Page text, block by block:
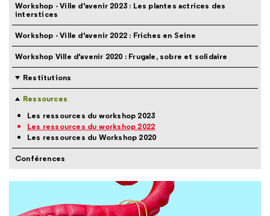
Workshop - Ville d'avenir 2023 : Les plantes actrices des
interstices
Workshop - Ville d'avenir 2022 : Friches en Seine
Workshop Ville d'avenir 2020 : Frugale, sobre et solidaire
Restitutions
Ressources
Les ressources du workshop 2023
Les ressources du workshop 2022
Les ressources du Workshop 2020
Conférences